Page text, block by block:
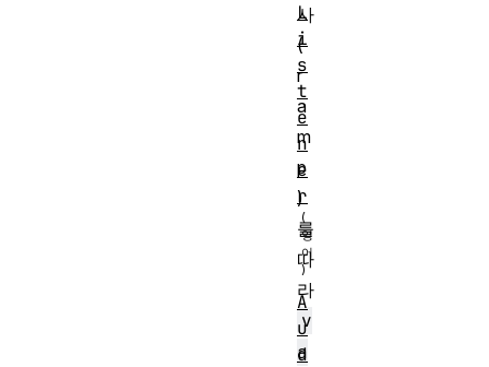
사
(
r
a
m
p
)
를
따
라
v
a
L
i
s
t
e
n
e
r
A
u
d